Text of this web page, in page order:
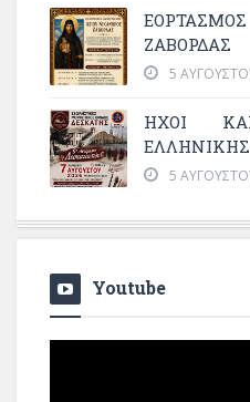
ΖΑΒΟΡΔΑΣ
5
ΗΧΟΙ
ΕΛΛΗΝΙΚΗΣ
5
Youtube